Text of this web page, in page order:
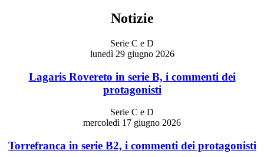
Notizie
Serie C e D
lunedì 29 giugno 2026
Lagaris Rovereto in serie B, i commenti dei
protagonisti
Serie C e D
mercoledì 17 giugno 2026
Torrefranca in serie B2, i commenti dei protagonisti